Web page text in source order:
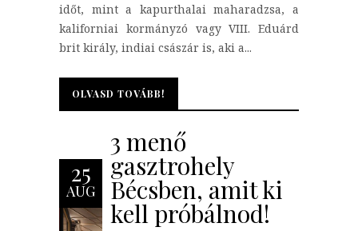
időt, mint a kapurthalai maharadzsa, a
kaliforniai kormányzó vagy VIII. Eduárd
brit király, indiai császár is, aki a...
OLVASD TOVÁBB!
OLVASD TOVÁBB!
25
AUG
3 menő
gasztrohely
Bécsben, amit ki
kell próbálnod!